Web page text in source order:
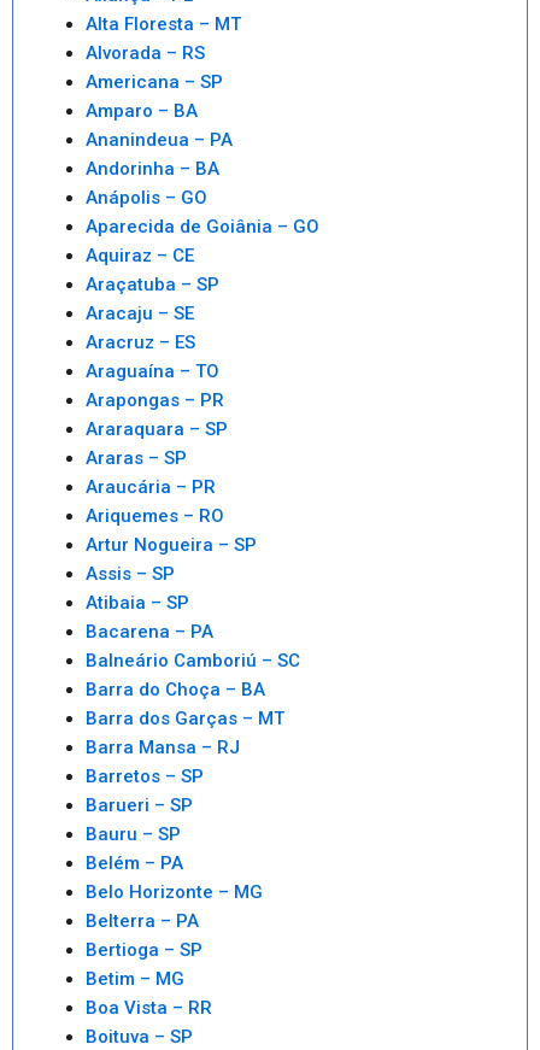
Alta Floresta – MT
Alvorada – RS
Americana – SP
Amparo – BA
Ananindeua – PA
Andorinha – BA
Anápolis – GO
Aparecida de Goiânia – GO
Aquiraz – CE
Araçatuba – SP
Aracaju – SE
Aracruz – ES
Araguaína – TO
Arapongas – PR
Araraquara – SP
Araras – SP
Araucária – PR
Ariquemes – RO
Artur Nogueira – SP
Assis – SP
Atibaia – SP
Bacarena – PA
Balneário Camboriú – SC
Barra do Choça – BA
Barra dos Garças – MT
Barra Mansa – RJ
Barretos – SP
Barueri – SP
Bauru – SP
Belém – PA
Belo Horizonte – MG
Belterra – PA
Bertioga – SP
Betim – MG
Boa Vista – RR
Boituva – SP